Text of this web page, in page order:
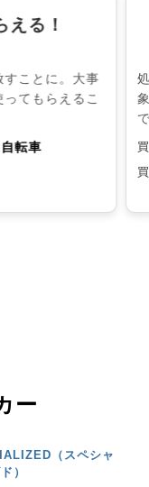
える！
ことに。大事
てもらえるこ
転車
ー
（スペシャ
）